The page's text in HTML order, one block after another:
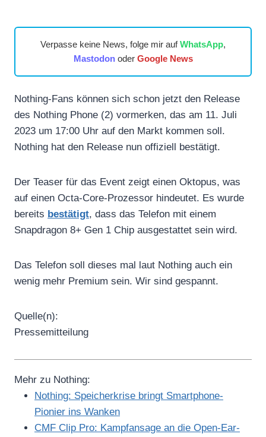
Verpasse keine News, folge mir aufWhatsApp,
Mastodonoder Google News
Nothing-Fans können sich schon jetzt den Release
des Nothing Phone (2) vormerken, das am 11. Juli
2023 um 17:00 Uhr auf den Markt kommen soll.
Nothing hat den Release nun offiziell bestätigt.
Der Teaser für das Event zeigt einen Oktopus, was
auf einen Octa-Core-Prozessor hindeutet. Es wurde
bereits bestätigt, dass das Telefon mit einem
Snapdragon 8+ Gen 1 Chip ausgestattet sein wird.
Das Telefon soll dieses mal laut Nothing auch ein
wenig mehr Premium sein. Wir sind gespannt.
Quelle(n):
Pressemitteilung
Mehr zu Nothing:
Nothing: Speicherkrise bringt Smartphone-
Pionier ins Wanken
CMF Clip Pro: Kampfansage an die Open-Ear-